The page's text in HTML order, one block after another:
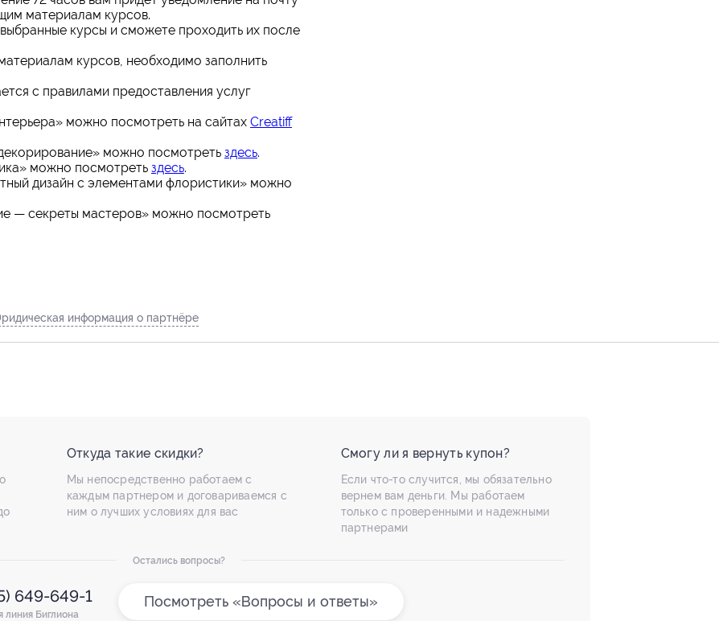
материалам курсов.
курсы и сможете проходить их после
курсов, необходимо заполнить
с правилами предоставления услуг
можно посмотреть на сайтах Creatiff
можно посмотреть здесь.
можно посмотреть здесь.
дизайн c элементами флористики» можно
— секреты мастеров» можно посмотреть
информация о партнёре
Откуда такие скидки?
Мы непосредственно работаем с
каждым партнером и договариваемся с
ним о лучших условиях для вас
Смогу ли я вернуть купон?
Если что-то случится, мы обязательно
вернем вам деньги. Мы работаем
только с проверенными и надежными
партнерами
Остались вопросы?
649-649-1
линия Биглиона
Посмотреть «Вопросы и ответы»